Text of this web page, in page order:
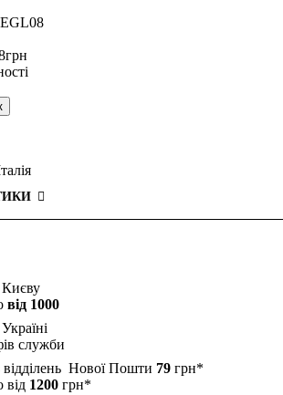
від 1000
служби
відділень Нової Пошти 79 грн*
від 1200 грн*
грн